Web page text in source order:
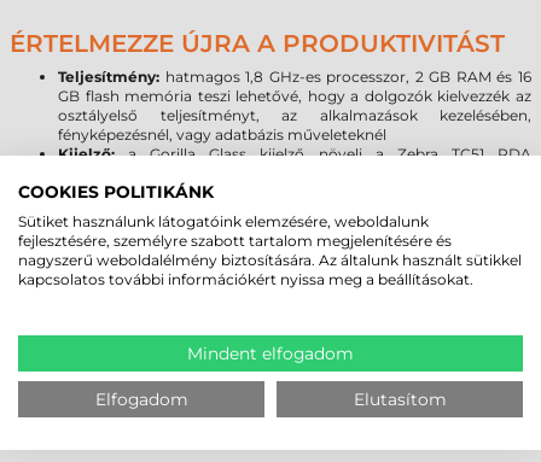
ÉRTELMEZZE ÚJRA A PRODUKTIVITÁST
Teljesítmény: hatmagos 1,8 GHz-es processzor, 2 GB RAM és 16
GB flash memória teszi lehetővé, hogy a dolgozók kielvezzék az
osztályelső teljesítményt, az alkalmazások kezelésében,
fényképezésnél, vagy adatbázis műveleteknél
Kijelző:a Gorilla Glass kijelző növeli a Zebra TC51 PDA
sérülésekre gyakorlatilag érzéketlen üveg törés vagy karcolódás
nélkül ellenáll a leggyakoribb leejtéseknek.
Kamera:nagy felbontású, automatikus fókusszal rendelkező 13
megapixeles kamera és külső vaku segítségével a felhasználó
gyakorlatilag bármilyen fényviszonyok között dokumentálhatja a
szállítmányok, az eszközállomány, stb. állapotát.
Wi-Fi, Bluetoot és NFC áll rendelkezésre, hogy bárhol
és bármikor kapcsolatot teremthessünk.
COOKIES POLITIKÁNK
Sütiket használunk látogatóink elemzésére, weboldalunk
fejlesztésére, személyre szabott tartalom megjelenítésére és
nagyszerű weboldalélmény biztosítására. Az általunk használt sütikkel
kapcsolatos további információkért nyissa meg a beállításokat.
Mindent elfogadom
Elfogadom Elutasítom